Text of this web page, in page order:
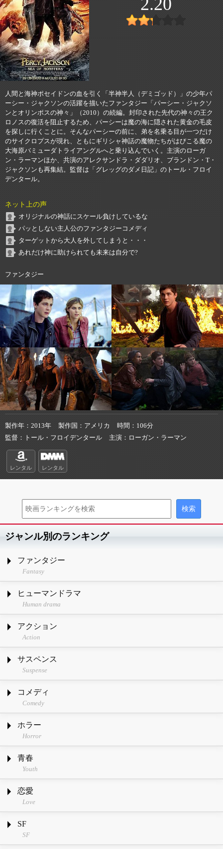
2.20
人間と海神ポセイドンの血を引く「半神半人（デミゴッド）」の少年パ
ーシー・ジャクソンの活躍を描いたファンタジー「パーシー・ジャクソ
ンとオリンポスの神々」（2010）の続編。封印された先代の神々の王ク
ロノスの復活を阻止するため、パーシーは魔の海に隠された黄金の毛皮
を探しに行くことに。そんなパーシーの前に、弟を名乗る目が一つだけ
のサイクロプスが現れ、ともにギリシャ神話の魔物たちがはびこる魔の
大海原バミューダトライアングルへと乗り込んでいく。主演のローガ
ン・ラーマンほか、共演のアレクサンドラ・ダダリオ、ブランドン・T・
ジャクソンも再集結。監督は「グレッグのダメ日記」のトール・フロイ
デンタール。
ネット上の声
オリジナルの神話にスケール負けしているな
パッとしない主人公のファンタジーコメディ
ターゲットから大人を外してしまうと・・・
あれだけ神に助けられても未来は自分で?
ファンタジー
製作年 2013年 製作国 アメリカ 時間
106分
監督
トール・フロイデンタール 主演 ローガン・ラーマン
レンタル レンタル
ジャンル別のランキング
ファンタジー
Fantasy
ヒューマンドラマ
Human drama
アクション
Action
サスペンス
Suspense
コメディ
Comedy
ホラー
Horror
青春
Youth
恋愛
Love
SF
SF